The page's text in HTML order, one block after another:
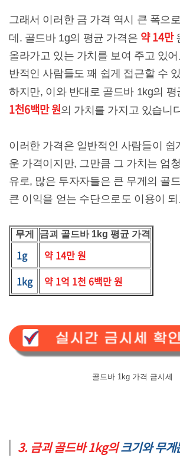
그래서 이러한 금 가격 역시 큰 폭으
데. 골드바 1g의 평균 가격은 약 14만
올라가고 있는 가치를 보여 주고 있
반적인 사람들도 꽤 쉽게 접근할 수
하지만, 이와 반대로 골드바 1kg의 평
1천6백만 원의 가치를 가지고 있습니
이러한 가격은 일반적인 사람들이 쉽
운 가격이지만, 그만큼 그 가치는 엄
유로, 많은 투자자들은 큰 무게의 골
큰 이익을 얻는 수단으로도 이용이
무게 금괴 골드바 1kg 평균 가격
1g
약 14만 원
1kg
약 1억 1천 6백만 원
골드바 1kg 가격 금시세
3. 금괴 골드바 1kg의크기와 무게